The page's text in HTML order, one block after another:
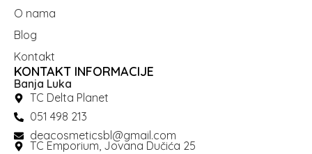
O nama
Blog
Kontakt
KONTAKT INFORMACIJE
Banja Luka
TC Delta Planet
051 498 213
deacosmeticsbl@gmail.com
TC Emporium, Jovana Dučića 25